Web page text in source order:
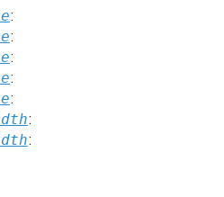
:
:
:
:
:
:
: